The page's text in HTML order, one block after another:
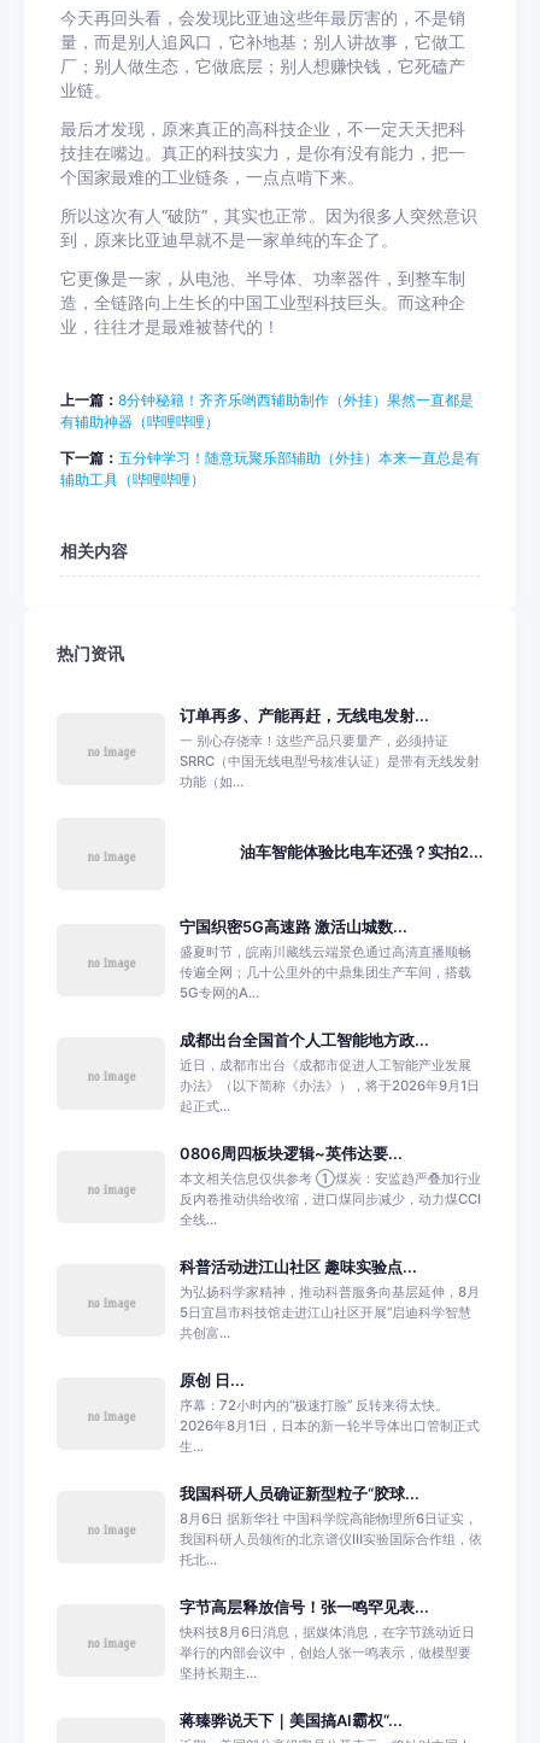
今天再回头看，会发现比亚迪这些年最厉害的，不是销
量，而是别人追风口，它补地基；别人讲故事，它做工
厂；别人做生态，它做底层；别人想赚快钱，它死磕产
业链。
最后才发现，原来真正的高科技企业，不一定天天把科
技挂在嘴边。真正的科技实力，是你有没有能力，把一
个国家最难的工业链条，一点点啃下来。
所以这次有人“破防”，其实也正常。因为很多人突然意识
到，原来比亚迪早就不是一家单纯的车企了。
它更像是一家，从电池、半导体、功率器件，到整车制
造，全链路向上生长的中国工业型科技巨头。而这种企
业，往往才是最难被替代的！
上一篇： 8分钟秘籍！齐齐乐哟西辅助制作（外挂）果然一直都是
有辅助神器（哔哩哔哩）
下一篇： 五分钟学习！随意玩聚乐部辅助（外挂）本来一直总是有
辅助工具（哔哩哔哩）
相关内容
热门资讯
订单再多、产能再赶，无线电发射...
一 别心存侥幸！这些产品只要量产，必须持证
SRRC（中国无线电型号核准认证）是带有无线发射
功能（如...
油车智能体验比电车还强？实拍2...
宁国织密5G高速路 激活山城数...
盛夏时节，皖南川藏线云端景色通过高清直播顺畅
传遍全网；几十公里外的中鼎集团生产车间，搭载
5G专网的A...
成都出台全国首个人工智能地方政...
近日，成都市出台《成都市促进人工智能产业发展
办法》（以下简称《办法》），将于2026年9月1日
起正式...
0806周四板块逻辑~英伟达要...
本文相关信息仅供参考 ①煤炭：安监趋严叠加行业
反内卷推动供给收缩，进口煤同步减少，动力煤CCI
全线...
科普活动进江山社区 趣味实验点...
为弘扬科学家精神，推动科普服务向基层延伸，8月
5日宜昌市科技馆走进江山社区开展“启迪科学智慧
共创富...
原创 日...
序幕：72小时内的“极速打脸” 反转来得太快。
2026年8月1日，日本的新一轮半导体出口管制正式
生...
我国科研人员确证新型粒子“胶球...
8月6日 据新华社 中国科学院高能物理所6日证实，
我国科研人员领衔的北京谱仪Ⅲ实验国际合作组，依
托北...
字节高层释放信号！张一鸣罕见表...
快科技8月6日消息，据媒体消息，在字节跳动近日
举行的内部会议中，创始人张一鸣表示，做模型要
坚持长期主...
蒋臻骅说天下｜美国搞AI霸权“...